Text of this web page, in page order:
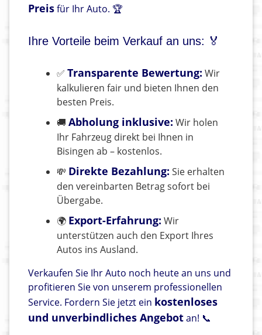
Preisfür Ihr Auto. 🏆
Ihre Vorteile beim Verkauf an uns: 🏅
✅ Transparente Bewertung: Wir
kalkulieren fair und bieten Ihnen den
besten Preis.
🚚 Abholung inklusive: Wir holen
Ihr Fahrzeug direkt bei Ihnen in
Bisingen ab – kostenlos.
💸 Direkte Bezahlung: Sie erhalten
den vereinbarten Betrag sofort bei
Übergabe.
🌍 Export-Erfahrung: Wir
unterstützen auch den Export Ihres
Autos ins Ausland.
Verkaufen Sie Ihr Auto noch heute an uns und
profitieren Sie von unserem professionellen
Service. Fordern Sie jetzt ein kostenloses
und unverbindliches Angebotan! 📞